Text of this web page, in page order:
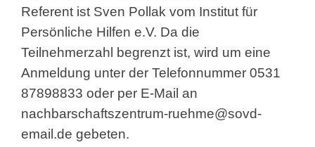
Referent ist Sven Pollak vom Institut für
Persönliche Hilfen e.V. Da die
Teilnehmerzahl begrenzt ist, wird um eine
Anmeldung unter der Telefonnummer 0531
87898833 oder per E-Mail an
nachbarschaftszentrum-ruehme@sovd-
email.de gebeten.